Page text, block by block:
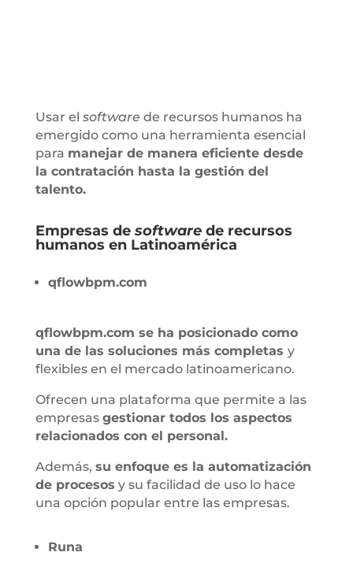
Usar el softwarede recursos humanos ha
emergido como una herramienta esencial
para manejar de manera eficiente desde
la contratación hasta la gestión del
talento.
Empresas de softwarede recursos
humanos en Latinoamérica
qflowbpm.com
qflowbpm.com se ha posicionado como
una de las soluciones más completas y
flexibles en el mercado latinoamericano.
Ofrecen una plataforma que permite a las
empresas gestionar todos los aspectos
relacionados con el personal.
Además, su enfoque es la automatización
de procesos y su facilidad de uso lo hace
una opción popular entre las empresas.
Runa